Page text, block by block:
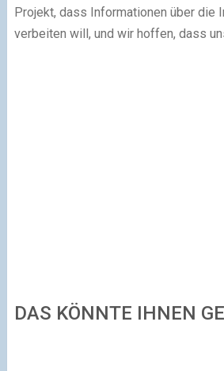
Projekt, dass Informationen über die
verbeiten will, und wir hoffen, dass
DAS KÖNNTE IHNEN